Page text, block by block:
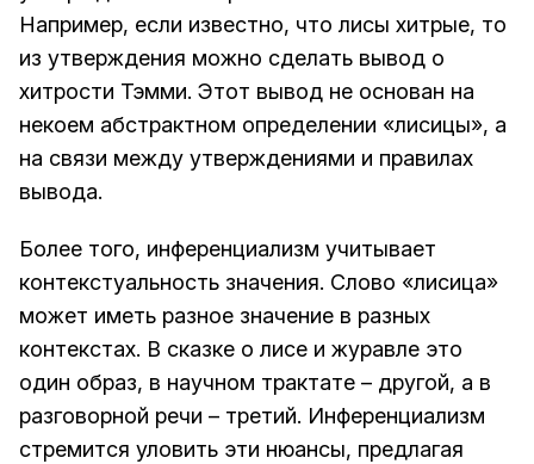
Например, если известно, что лисы хитрые, то
из утверждения можно сделать вывод о
хитрости Тэмми. Этот вывод не основан на
некоем абстрактном определении «лисицы», а
на связи между утверждениями и правилах
вывода.
Более того, инференциализм учитывает
контекстуальность значения. Слово «лисица»
может иметь разное значение в разных
контекстах. В сказке о лисе и журавле это
один образ, в научном трактате – другой, а в
разговорной речи – третий. Инференциализм
стремится уловить эти нюансы, предлагая